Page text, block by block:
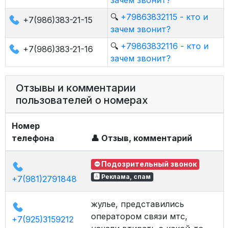
+7(986)383-21-15
🔍 +79863832115 - кто и
зачем звонит?
+7(986)383-21-16
🔍 +79863832116 - кто и
зачем звонит?
Отзывы и комментарии
пользователей о номерах
Номер
телефона
👤 Отзыв, комментарий
+7(981)2791848
⛔ Подозрительный звонок
🅰 Реклама, спам
+7(925)3159212
жулье, представились
оператором связи мтс,